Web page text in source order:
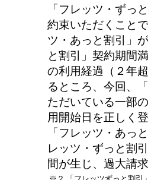
「フレッツ・ずっと
約束いただくこと
ツ・あっと割引」
と割引」契約期間
の利用経過（２年
るところ、今回、
ただいている一部
用開始日を正しく
「フレッツ・あっ
レッツ・ずっと割
間が生じ、過大請